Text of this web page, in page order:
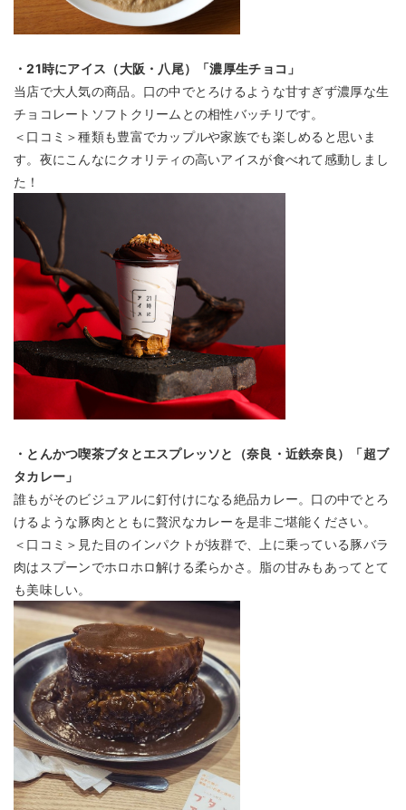
・21時にアイス（大阪・八尾）「濃厚生チョコ」
当店で大人気の商品。口の中でとろけるような甘すぎず濃厚な生
チョコレートソフトクリームとの相性バッチリです。
＜口コミ＞種類も豊富でカップルや家族でも楽しめると思いま
す。夜にこんなにクオリティの高いアイスが食べれて感動しまし
た！
・とんかつ喫茶ブタとエスプレッソと（奈良・近鉄奈良）「超ブ
タカレー」
誰もがそのビジュアルに釘付けになる絶品カレー。口の中でとろ
けるような豚肉とともに贅沢なカレーを是非ご堪能ください。
＜口コミ＞見た目のインパクトが抜群で、上に乗っている豚バラ
肉はスプーンでホロホロ解ける柔らかさ。脂の甘みもあってとて
も美味しい。